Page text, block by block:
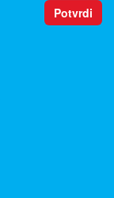
Potvrdi